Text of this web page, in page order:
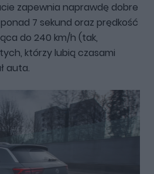
zapewnia naprawdę dobre
7 sekund oraz prędkość
do 240 km/h (tak,
którzy lubią czasami
auta.